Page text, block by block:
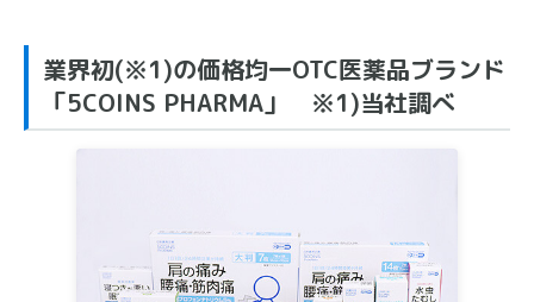
業界初(※1)の価格均一OTC医薬品ブランド
「5COINS PHARMA」 ※1)当社調べ